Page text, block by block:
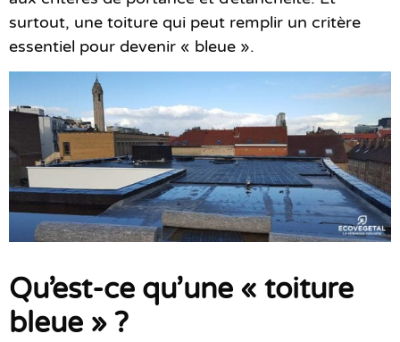
surtout, une toiture qui peut remplir un critère
essentiel pour devenir « bleue ».
Qu’est-ce qu’une « toiture
bleue » ?